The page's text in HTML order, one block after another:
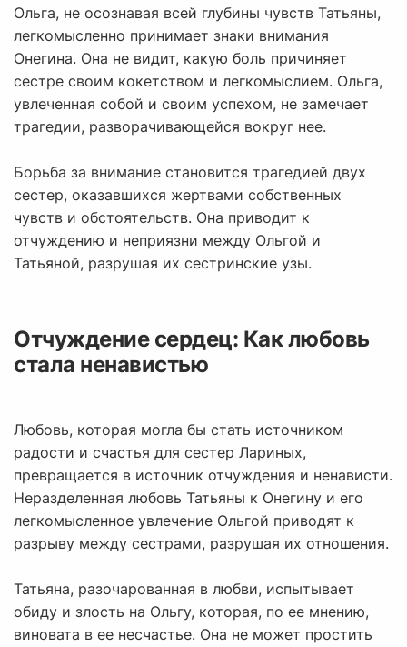
Ольга, не осознавая всей глубины чувств Татьяны,
легкомысленно принимает знаки внимания
Онегина. Она не видит, какую боль причиняет
сестре своим кокетством и легкомыслием. Ольга,
увлеченная собой и своим успехом, не замечает
трагедии, разворачивающейся вокруг нее.
Борьба за внимание становится трагедией двух
сестер, оказавшихся жертвами собственных
чувств и обстоятельств. Она приводит к
отчуждению и неприязни между Ольгой и
Татьяной, разрушая их сестринские узы.
Отчуждение сердец: Как любовь
стала ненавистью
Любовь, которая могла бы стать источником
радости и счастья для сестер Лариных,
превращается в источник отчуждения и ненависти.
Неразделенная любовь Татьяны к Онегину и его
легкомысленное увлечение Ольгой приводят к
разрыву между сестрами, разрушая их отношения.
Татьяна, разочарованная в любви, испытывает
обиду и злость на Ольгу, которая, по ее мнению,
виновата в ее несчастье. Она не может простить